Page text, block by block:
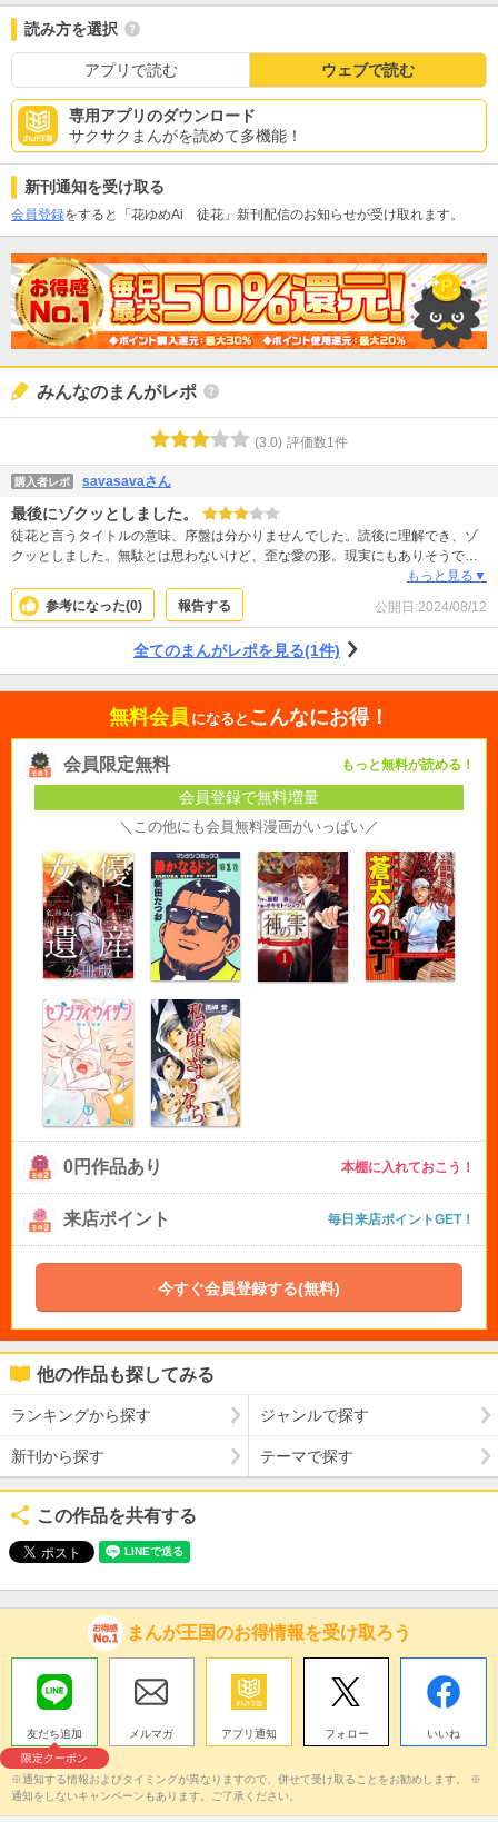
読み方を選択
アプリで読む ウェブで読む
専用アプリのダウンロード
サクサクまんがを読めて多機能！
新刊通知を受け取る
会員登録をすると「花ゆめAi 徒花」新刊配信のお知らせが受け取れます。
みんなのまんがレポ
(3.0) 評価数1件
購入者レポ savasavaさん
最後にゾクッとしました。
徒花と言うタイトルの意味、序盤は分かりませんでした。読後に理解でき、ゾ
クッとしました。無駄とは思わないけど、歪な愛の形。現実にもありそうで
もっと見る▼
参考になった(0) 報告する 公開日:2024/08/12
全てのまんがレポを見る(1件)
無料会員 になると こんなにお得！
会員限定無料 もっと無料が読める！
会員登録で無料増量
＼この他にも会員無料漫画がいっぱい／
0円作品あり 本棚に入れておこう！
来店ポイント 毎日来店ポイントGET！
今すぐ会員登録する(無料)
他の作品も探してみる
ランキングから探す ジャンルで探す
新刊から探す テーマで探す
この作品を共有する
まんが王国のお得情報を受け取ろう
友だち追加
限定クーポン
メルマガ アプリ通知 フォロー いいね
※通知する情報およびタイミングが異なりますので、併せて受け取ることをお勧めします。 ※
通知をしないキャンペーンもあります。ご了承ください。